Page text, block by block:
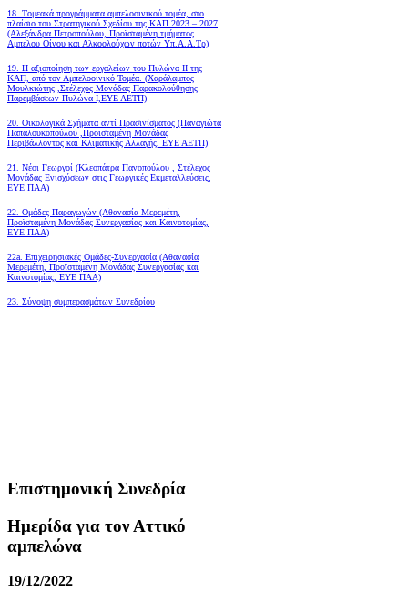
18. Tομεακά προγράμματα αμπελοοινικού τομέα, στο
πλαίσιο του Στρατηγικού Σχεδίου της ΚΑΠ 2023 – 2027
(Αλεξάνδρα Πετροπούλου, Προϊσταμένη τμήματος
Αμπέλου Οίνου και Αλκοολούχων ποτών Υπ.Α.Α.Τρ)
19. Η αξιοποίηση των εργαλείων του Πυλώνα ΙΙ της
ΚΑΠ, από τον Αμπελοοινικό Τομέα. (Χαράλαμπος
Μουλκιώτης ,Στέλεχος Μονάδας Παρακολούθησης
Παρεμβάσεων Πυλώνα Ι,ΕΥΕ ΑΕΤΠ)
20. Οικολογικά Σχήματα αντί Πρασινίσματος (Παναγιώτα
Παπαλουκοπούλου ,Προϊσταμένη Μονάδας
Περιβάλλοντος και Κλιματικής Αλλαγής, ΕΥΕ ΑΕΤΠ)
21. Νέοι Γεωργοί (Κλεοπάτρα Πανοπούλου , Στέλεχος
Μονάδας Ενισχύσεων στις Γεωργικές Εκμεταλλεύσεις,
ΕΥΕ ΠΑΑ)
22. Ομάδες Παραγωγών (Αθανασία Μερεμέτη,
Προϊσταμένη Μονάδας Συνεργασίας και Καινοτομίας,
ΕΥΕ ΠΑΑ)
22a. Επιχειρησιακές Ομάδες-Συνεργασία (Αθανασία
Μερεμέτη, Προϊσταμένη Μονάδας Συνεργασίας και
Καινοτομίας, ΕΥΕ ΠΑΑ)
23. Σύνοψη συμπερασμάτων Συνεδρίου
Επιστημονική Συνεδρία
Ημερίδα για τον Αττικό
αμπελώνα
19/12/2022